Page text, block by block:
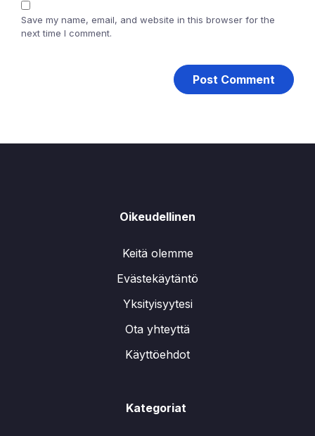
Save my name, email, and website in this browser for the
next time I comment.
Oikeudellinen
Keitä olemme
Evästekäytäntö
Yksityisyytesi
Ota yhteyttä
Käyttöehdot
Kategoriat